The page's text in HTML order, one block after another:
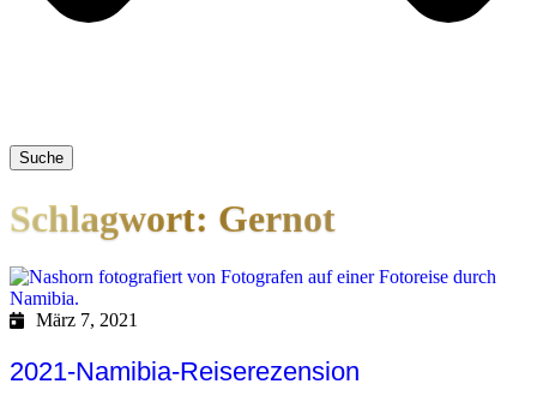
Suche
Schlagwort: Gernot
März 7, 2021
2021-Namibia-Reiserezension